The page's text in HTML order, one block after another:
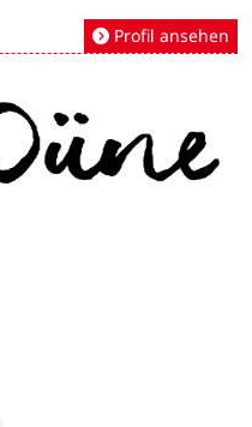
Profil ansehen